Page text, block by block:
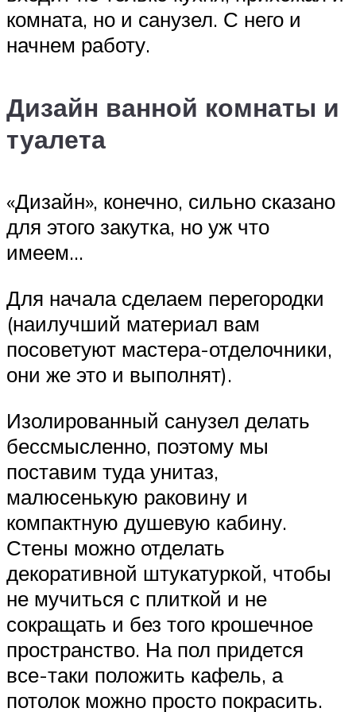
комната, но и санузел. С него и
начнем работу.
Дизайн ванной комнаты и
туалета
«Дизайн», конечно, сильно сказано
для этого закутка, но уж что
имеем…
Для начала сделаем перегородки
(наилучший материал вам
посоветуют мастера-отделочники,
они же это и выполнят).
Изолированный санузел делать
бессмысленно, поэтому мы
поставим туда унитаз,
малюсенькую раковину и
компактную душевую кабину.
Стены можно отделать
декоративной штукатуркой, чтобы
не мучиться с плиткой и не
сокращать и без того крошечное
пространство. На пол придется
все-таки положить кафель, а
потолок можно просто покрасить.